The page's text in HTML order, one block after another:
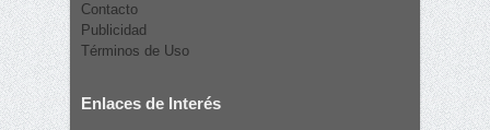
Contacto
Publicidad
Términos de Uso
Enlaces de Interés